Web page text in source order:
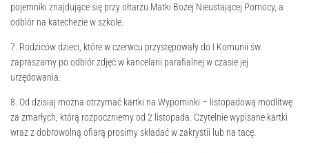
pojemniki znajdujące się przy ołtarzu Matki Bożej Nieustającej Pomocy, a
odbiór na katechezie w szkole.
7. Rodziców dzieci, które w czerwcu przystępowały do I Komunii św.
zapraszamy po odbiór zdjęć w kancelarii parafialnej w czasie jej
urzędowania.
8. Od dzisiaj można otrzymać kartki na Wypominki – listopadową modlitwę
za zmarłych, którą rozpoczniemy od 2 listopada. Czytelnie wypisane kartki
wraz z dobrowolną ofiarą prosimy składać w zakrystii lub na tacę.